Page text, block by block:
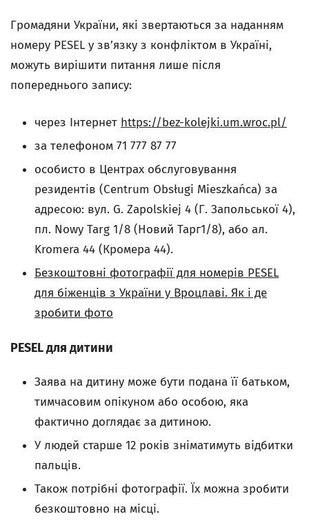
Громадяни України, які звертаються за наданням
номеру PESEL у зв’язку з конфліктом в Україні,
можуть вирішити питання лише після
попереднього запису:
через Інтернет https://bez-kolejki.um.wroc.pl/
за телефоном 71 777 87 77
особисто в Центрах обслуговування
резидентів (Centrum Obsługi Mieszkańca) за
адресою: вул. G. Zapolskiej 4 (Г. Запольської 4),
пл. Nowy Targ 1/8 (Новий Тарг1/8), або ал.
Kromera 44 (Кромера 44).
Безкоштовні фотографії для номерів PESEL
для біженців з України у Вроцлаві. Як і де
зробити фото
PESEL для дитини
Заява на дитину може бути подана її батьком,
тимчасовим опікуном або особою, яка
фактично доглядає за дитиною.
У людей старше 12 років зніматимуть відбитки
пальців.
Також потрібні фотографії. Їх можна зробити
безкоштовно на місці.